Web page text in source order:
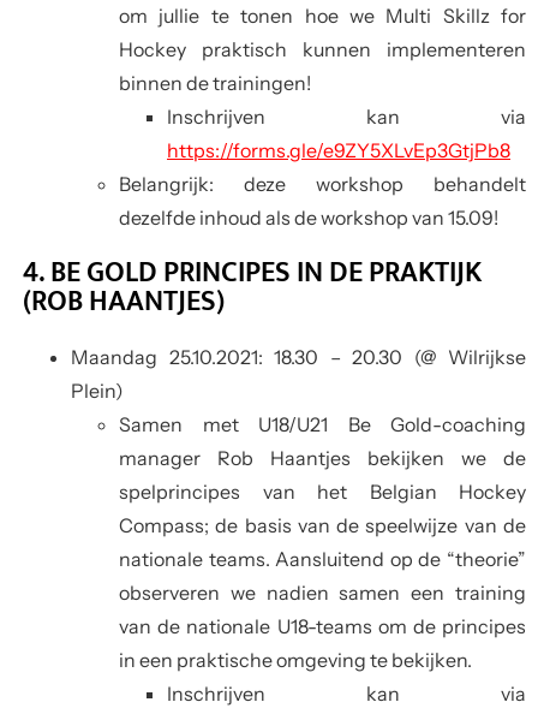
om jullie te tonen hoe we Multi Skillz for
Hockey praktisch kunnen implementeren
binnen de trainingen!
Inschrijven kan via
https://forms.gle/e9ZY5XLvEp3GtjPb8
Belangrijk: deze workshop behandelt
dezelfde inhoud als de workshop van 15.09!
4. BE GOLD PRINCIPES IN DE PRAKTIJK
(ROB HAANTJES)
Maandag 25.10.2021: 18.30 – 20.30 (@ Wilrijkse
Plein)
Samen met U18/U21 Be Gold-coaching
manager Rob Haantjes bekijken we de
spelprincipes van het Belgian Hockey
Compass; de basis van de speelwijze van de
nationale teams. Aansluitend op de “theorie”
observeren we nadien samen een training
van de nationale U18-teams om de principes
in een praktische omgeving te bekijken.
Inschrijven kan via